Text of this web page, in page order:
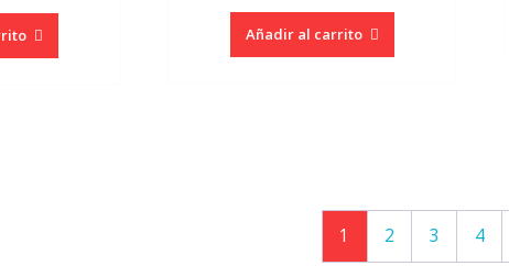
actual
es:
Añadir al carrito
1 2 3 4